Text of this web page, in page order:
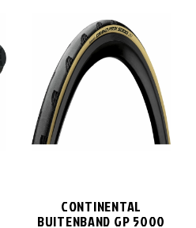
CONTINENTAL
BUITENBAND GP 5000